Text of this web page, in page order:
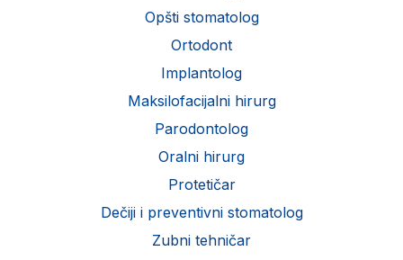
Opšti stomatolog
Ortodont
Implantolog
Maksilofacijalni hirurg
Parodontolog
Oralni hirurg
Protetičar
Dečiji i preventivni stomatolog
Zubni tehničar